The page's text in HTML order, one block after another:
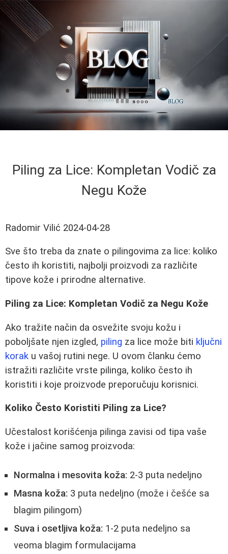
Piling za Lice: Kompletan Vodič za
Negu Kože
Radomir Vilić 2024-04-28
Sve što treba da znate o pilingovima za lice: koliko
često ih koristiti, najbolji proizvodi za različite
tipove kože i prirodne alternative.
Piling za Lice: Kompletan Vodič za Negu Kože
Ako tražite način da osvežite svoju kožu i
poboljšate njen izgled, piling za lice može biti ključni
korak u vašoj rutini nege. U ovom članku ćemo
istražiti različite vrste pilinga, koliko često ih
koristiti i koje proizvode preporučuju korisnici.
Koliko Često Koristiti Piling za Lice?
Učestalost korišćenja pilinga zavisi od tipa vaše
kože i jačine samog proizvoda:
Normalna i mesovita koža: 2-3 puta nedeljno
Masna koža: 3 puta nedeljno (može i češće sa
blagim pilingom)
Suva i osetljiva koža: 1-2 puta nedeljno sa
veoma blagim formulacijama